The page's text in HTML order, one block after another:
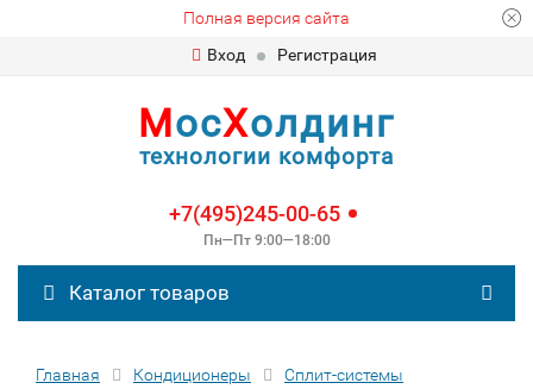
Полная версия сайта
Вход
Регистрация
МосХолдинг
технологии комфорта
+7(495)245-00-65
Пн—Пт 9:00—18:00
Каталог товаров
Главная Кондиционеры
Сплит-сиcтемы